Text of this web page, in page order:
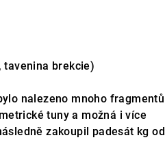
tavenina brekcie)
nalezeno mnoho fragmentů
tuny a možná i více
zakoupil padesát kg od